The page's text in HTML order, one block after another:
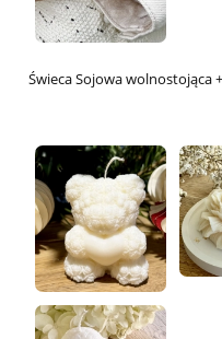
Świeca Sojowa wolnostojąca